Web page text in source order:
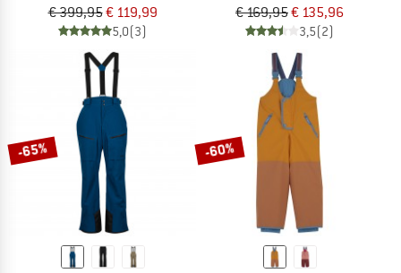
€ 399,95€ 119,99
5,0(3)
€ 169,95€ 135,96
3,5(2)
-65% -60%